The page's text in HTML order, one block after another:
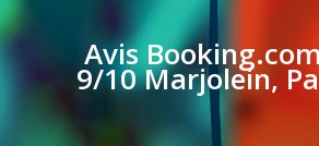
Avis
9/10 Marjolein,